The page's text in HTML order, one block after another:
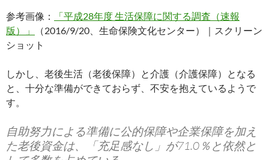
参考画像：
「平成28年度 生活保障に関する調査（速報
版）」
（2016/9/20、生命保険文化センター）｜スクリーン
ショット
しかし、老後生活（老後保障）と介護（介護保障）となる
と、十分な準備ができておらず、不安を抱えているようで
す。
自助努力による準備に公的保障や企業保障を加え
た老後資金は、「充足感なし」が71.0％と依然と